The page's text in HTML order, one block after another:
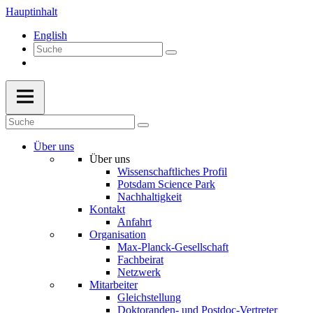
Hauptinhalt
English
Über uns
Über uns
Wissenschaftliches Profil
Potsdam Science Park
Nachhaltigkeit
Kontakt
Anfahrt
Organisation
Max-Planck-Gesellschaft
Fachbeirat
Netzwerk
Mitarbeiter
Gleichstellung
Doktoranden- und Postdoc-Vertreter